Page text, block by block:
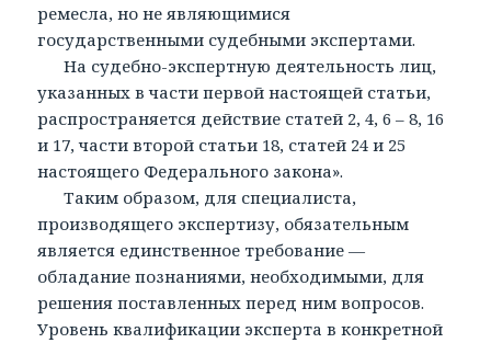
ремесла, но не являющимися
государственными судебными экспертами.
На судебно-экспертную деятельность лиц,
указанных в части первой настоящей статьи,
распространяется действие статей 2, 4, 6 – 8, 16
и 17, части второй статьи 18, статей 24 и 25
настоящего Федерального закона».
Таким образом, для специалиста,
производящего экспертизу, обязательным
является единственное требование —
обладание познаниями, необходимыми, для
решения поставленных перед ним вопросов.
Уровень квалификации эксперта в конкретной